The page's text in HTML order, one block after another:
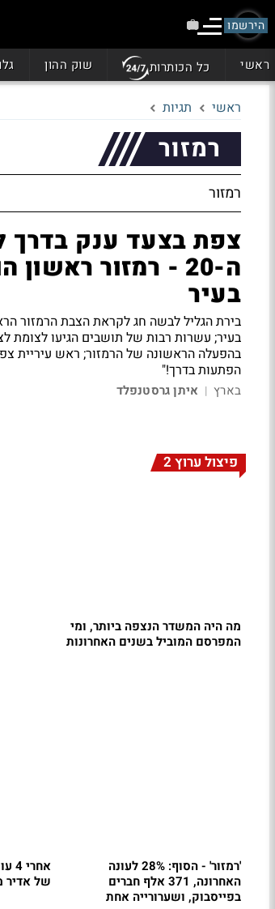
הירשמו
ראשי כל הכותרות שוק ההון
ראשי תגיות
רמזור
רמזור
צפת בצעד ענק בדרך
ה-20 - רמזור ראשון
בעיר
בירת הגליל לבשה חג לקראת הצבת הרמזור
בעיר; עשרות רבות של תושבים הגיעו לצומת
בהפעלה הראשונה של הרמזור; ראש עיריית
הפתעות בדרך!"
בארץ | איתן גרסטנפלד
פיצול ערוץ 2
מה היה המשדר הנצפה ביותר, ומי
המפרסם המוביל בשנים האחרונות
'רמזור' - הסוף: 28% לעונה
האחרונה, 371 אלף חברים
בפייסבוק, ושערורייה אחת
של אדיר